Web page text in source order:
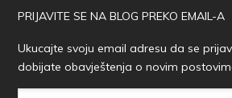
PRIJAVITE SE NA BLOG PREKO EMAIL-A
Ukucajte svoju email adresu da se
dobijate obavještenja o novim